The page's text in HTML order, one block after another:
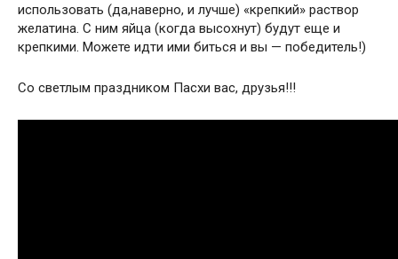
использовать (да,наверно, и лучше) «крепкий» раствор
желатина. С ним яйца (когда высохнут) будут еще и
крепкими. Можете идти ими биться и вы — победитель!)
Со светлым праздником Пасхи вас, друзья!!!